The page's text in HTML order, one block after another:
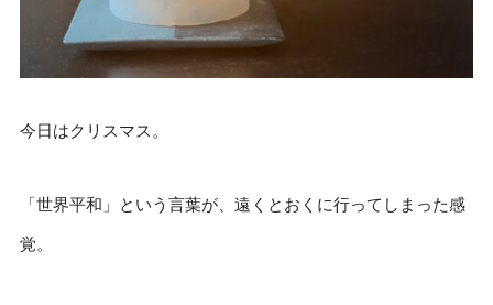
今日はクリスマス。
「世界平和」という言葉が、遠くとおくに行ってしまった感
覚。